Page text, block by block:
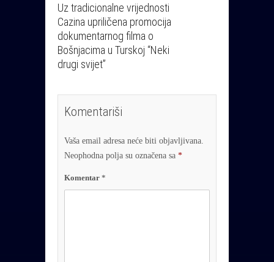
Uz tradicionalne vrijednosti
Cazina upriličena promocija
dokumentarnog filma o
Bošnjacima u Turskoj “Neki
drugi svijet”
Komentariši
Vaša email adresa neće biti objavljivana.
Neophodna polja su označena sa *
Komentar *